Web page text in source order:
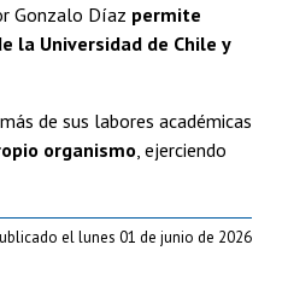
Gonzalo Díaz permite
la Universidad de Chile y
de sus labores académicas
organismo , ejerciendo
el lunes 01 de junio de 2026